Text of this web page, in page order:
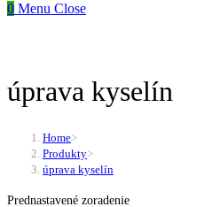
0 Menu Close
úprava kyselín
Home>
Produkty>
úprava kyselín
Prednastavené zoradenie